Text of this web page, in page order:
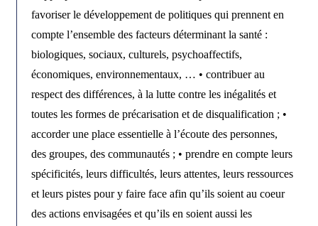
favoriser le développement de politiques qui prennent en
compte l’ensemble des facteurs déterminant la santé :
biologiques, sociaux, culturels, psychoaffectifs,
économiques, environnementaux, … • contribuer au
respect des différences, à la lutte contre les inégalités et
toutes les formes de précarisation et de disqualification ; •
accorder une place essentielle à l’écoute des personnes,
des groupes, des communautés ; • prendre en compte leurs
spécificités, leurs difficultés, leurs attentes, leurs ressources
et leurs pistes pour y faire face afin qu’ils soient au coeur
des actions envisagées et qu’ils en soient aussi les